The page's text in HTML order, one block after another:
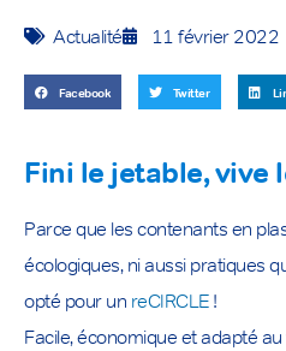
Actualité 11 février 2022
Facebook Twitter
Fini le jetable, vive
Parce que les contenants en
écologiques, ni aussi pratiques
opté pour un reCIRCLE !
Facile, économique et adapté